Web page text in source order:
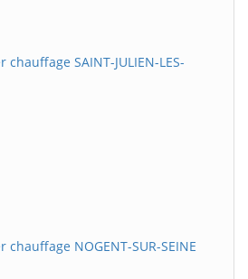
SAINT-JULIEN-LES-
NOGENT-SUR-SEINE